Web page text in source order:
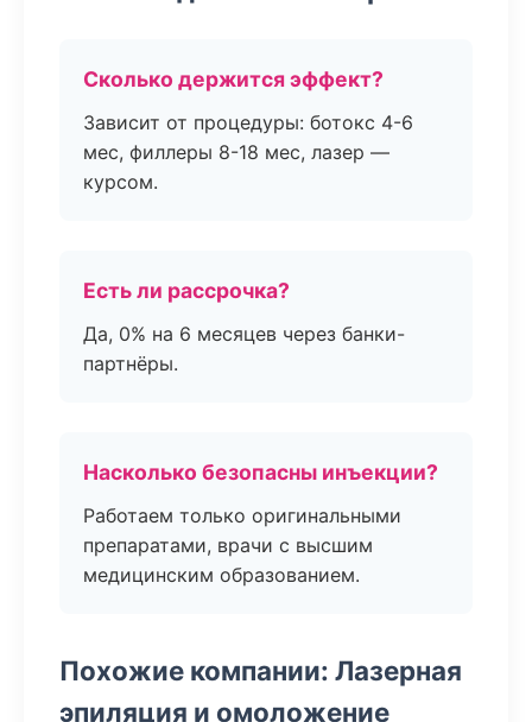
Сколько держится эффект?
Зависит от процедуры: ботокс 4-6
мес, филлеры 8-18 мес, лазер —
курсом.
Есть ли рассрочка?
Да, 0% на 6 месяцев через банки-
партнёры.
Насколько безопасны инъекции?
Работаем только оригинальными
препаратами, врачи с высшим
медицинским образованием.
Похожие компании: Лазерная
эпиляция и омоложение